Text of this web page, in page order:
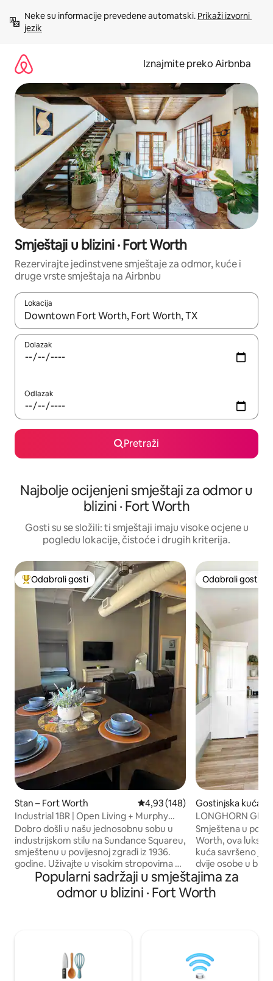
sadržaj
Neke su informacije prevedene automatski. Prikaži izvorni
jezik
Iznajmite preko Airbnba
Smještaji u blizini · Fort Worth
Rezervirajte jedinstvene smještaje za odmor, kuće i
druge vrste smještaja na Airbnbu
Lokacija
Kada budu dostupni rezultati, moći ćete ih pregledati
Dolazak
Odlazak
Pretraži
Najbolje ocijenjeni smještaji za odmor u
blizini · Fort Worth
Gosti su se složili: ti smještaji imaju visoke ocjene u
pogledu lokacije, čistoće i drugih kriterija.
Među najviše rangiranima s oznakom „Odabrali gosti”
Odabrali gosti
Stan – Fort Worth Prosječna ocjena: 4,93/5,
4,93 (148)
Industrial 1BR | Open Living + Murphy
Bed + Desk
Dobro došli u našu jednosobnu sobu u
industrijskom stilu na Sundance Squareu,
smještenu u povijesnoj zgradi iz 1936.
godine. Uživajte u visokim stropovima od
6 metara, visokim prozorima i
Murphyjevom krevetu na izvlačenje.
Samo nekoliko ulica dalje od Kongresnog
Stockyards, 7th Street i Dickies Arena,
sve udaljene samo nekoliko kilometara.
Odabrali gosti
Odabrali gosti
Gostinjska kuća –
h
LONGHORN
gostinjska kuća
Smještena u
Worth, ova
kuća savršeno je
dvije osobe u
bolničke četvrti,
nevjerojatnih
(180X200),
potrebno za
uključujući
Popularni sadržaji u smještajima za
odmor u blizini · Fort Worth